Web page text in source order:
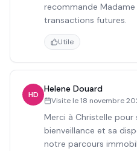
recommande
transactions futures.
Utile
HD
Helene Douard
Visite le18 novembre
Merci à Christelle
bienveillance et sa
notre parcours